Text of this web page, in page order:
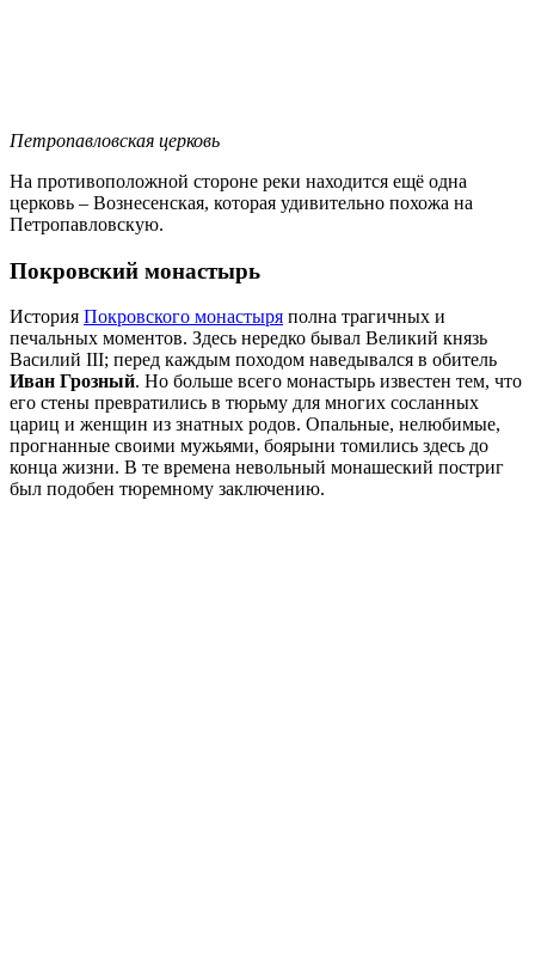
Петропавловская церковь
На противоположной стороне реки находится ещё одна
церковь – Вознесенская, которая удивительно похожа на
Петропавловскую.
Покровский монастырь
История Покровского монастыря полна трагичных и
печальных моментов. Здесь нередко бывал Великий князь
Василий III; перед каждым походом наведывался в обитель
Иван Грозный. Но больше всего монастырь известен тем, что
его стены превратились в тюрьму для многих сосланных
цариц и женщин из знатных родов. Опальные, нелюбимые,
прогнанные своими мужьями, боярыни томились здесь до
конца жизни. В те времена невольный монашеский постриг
был подобен тюремному заключению.